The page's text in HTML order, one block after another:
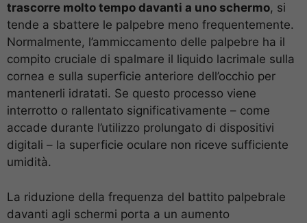
trascorre molto tempo davanti a uno schermo, si
tende a sbattere le palpebre meno frequentemente.
Normalmente, l’ammiccamento delle palpebre ha il
compito cruciale di spalmare il liquido lacrimale sulla
cornea e sulla superficie anteriore dell’occhio per
mantenerli idratati. Se questo processo viene
interrotto o rallentato significativamente – come
accade durante l’utilizzo prolungato di dispositivi
digitali – la superficie oculare non riceve sufficiente
umidità.
La riduzione della frequenza del battito palpebrale
davanti agli schermi porta a un aumento